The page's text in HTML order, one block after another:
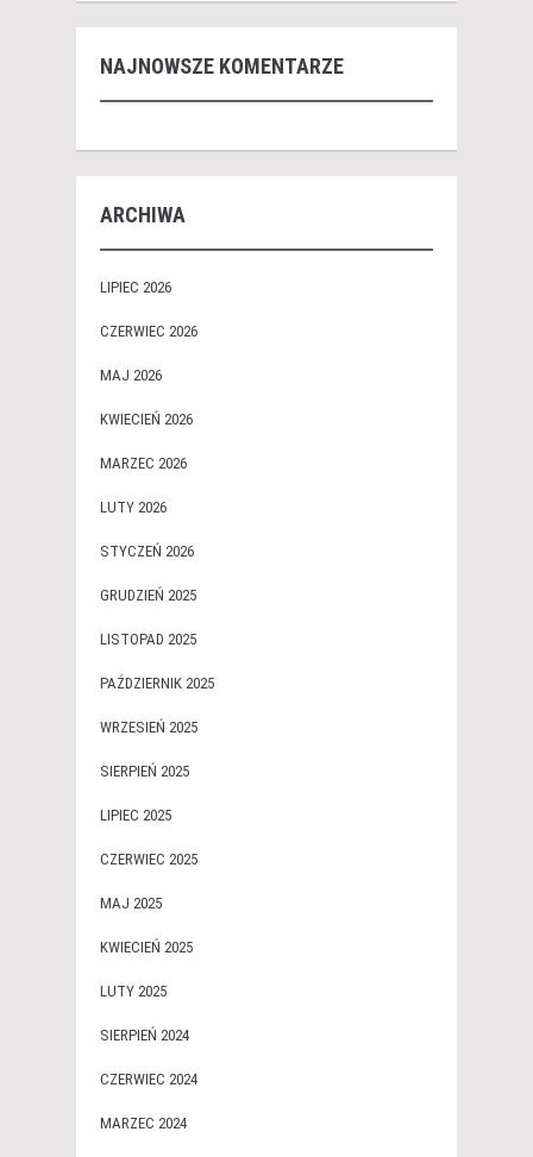
NAJNOWSZE KOMENTARZE
ARCHIWA
LIPIEC 2026
CZERWIEC 2026
MAJ 2026
KWIECIEŃ 2026
MARZEC 2026
LUTY 2026
STYCZEŃ 2026
GRUDZIEŃ 2025
LISTOPAD 2025
PAŹDZIERNIK 2025
WRZESIEŃ 2025
SIERPIEŃ 2025
LIPIEC 2025
CZERWIEC 2025
MAJ 2025
KWIECIEŃ 2025
LUTY 2025
SIERPIEŃ 2024
CZERWIEC 2024
MARZEC 2024